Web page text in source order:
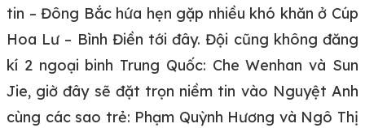
tin – Đông Bắc hứa hẹn gặp nhiều khó khăn ở Cúp
Hoa Lư – Bình Điền tới đây. Đội cũng không đăng
kí 2 ngoại binh Trung Quốc: Che Wenhan và Sun
Jie, giờ đây sẽ đặt trọn niềm tin vào Nguyệt Anh
cùng các sao trẻ: Phạm Quỳnh Hương và Ngô Thị